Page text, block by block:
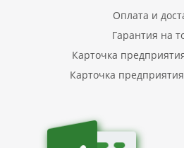
Оплата и
Гарантия на
Карточка
Карточка